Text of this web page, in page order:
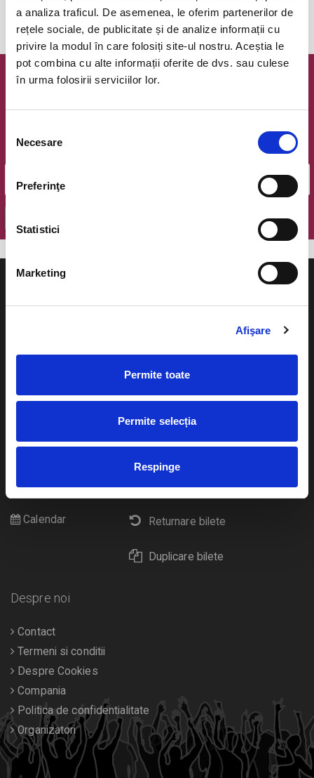
a analiza traficul. De asemenea, le oferim partenerilor de
rețele sociale, de publicitate și de analize informații cu
privire la modul în care folosiți site-ul nostru. Aceștia le
pot combina cu alte informații oferite de dvs. sau culese
în urma folosirii serviciilor lor.
consimțământului
Necesare
Preferinţe
Statistici
Marketing
Afişare
Permite toate
Permite selecția
Respinge
Evenimentul a expirat.
Newsletter @ Bilete.ro
Cum comand bilete?
Plata online sau cash
Livrare prin curier
Returnare bilete
Duplicare bilete
Concerte si
Pentru copii
Calendar
Despre noi
Contact
Termeni si conditii
Despre Cookies
Compania
Politica de confidentialitate
Organizatori